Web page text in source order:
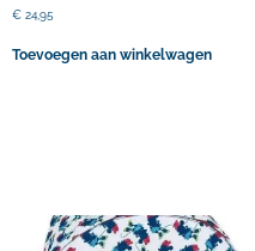
€ 24,95
Toevoegen aan winkelwagen